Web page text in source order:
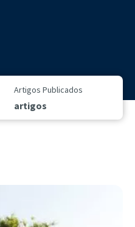
Artigos Publicados
artigos